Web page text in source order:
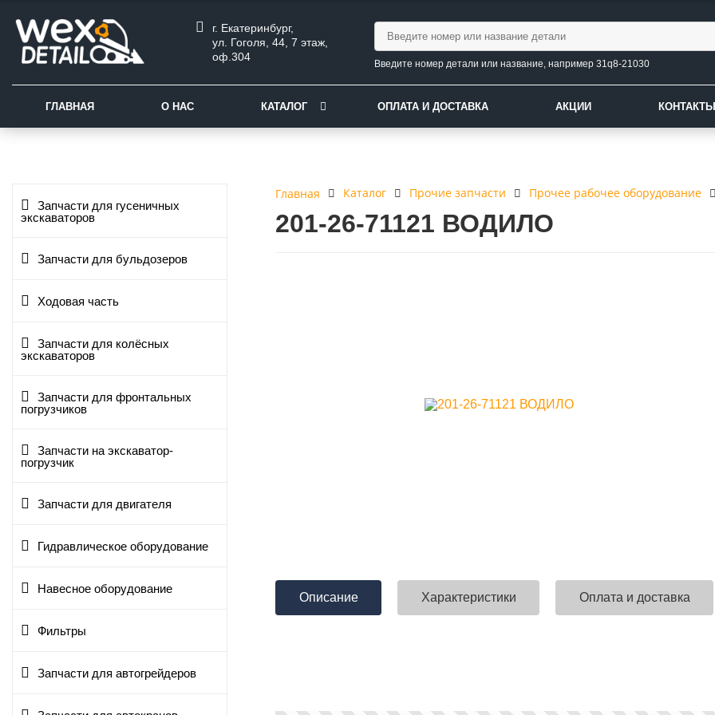
г. Екатеринбург,
ул. Гоголя, 44, 7 этаж,
оф.304
Введите номер детали или название, например 31q8-21030
ГЛАВНАЯ О НАС КАТАЛОГ ОПЛАТА И ДОСТАВКА АКЦИИ КОНТАКТЫ
Запчасти для гусеничных
экскаваторов
Запчасти для бульдозеров
Ходовая часть
Запчасти для колёсных
экскаваторов
Запчасти для фронтальных
погрузчиков
Запчасти на экскаватор-
погрузчик
Запчасти для двигателя
Гидравлическое оборудование
Навесное оборудование
Фильтры
Запчасти для автогрейдеров
Главная Каталог Прочие запчасти Прочее рабочее оборудование
201-26-71121 ВОДИЛО
Описание Характеристики Оплата и доставка